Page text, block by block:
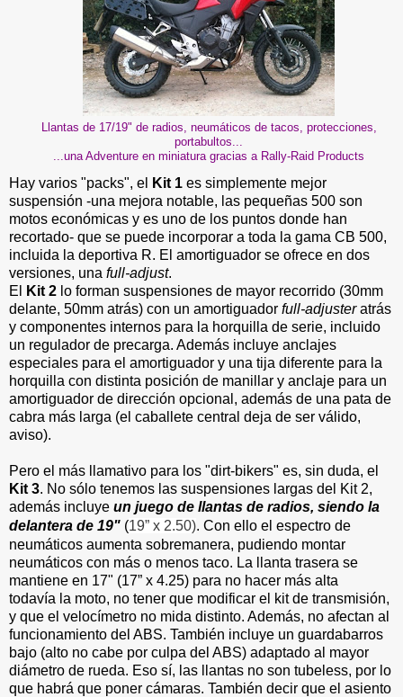
Llantas de 17/19" de radios, neumáticos de tacos, protecciones,
portabultos...
...una Adventure en miniatura gracias a Rally-Raid Products
Hay varios "packs", el Kit 1 es simplemente mejor
suspensión -una mejora notable, las pequeñas 500 son
motos económicas y es uno de los puntos donde han
recortado- que se puede incorporar a toda la gama CB 500,
incluida la deportiva R. El amortiguador se ofrece en dos
versiones, una full-adjust.
El
Kit 2 lo forman suspensiones de mayor recorrido (30mm
delante, 50mm atrás) con un amortiguador full-adjusteratrás
y componentes internos para la horquilla de serie, incluido
un regulador de precarga. Además incluye anclajes
especiales para el amortiguador y una tija diferente para la
horquilla con distinta posición de manillar y anclaje para un
amortiguador de dirección opcional, además de una pata de
cabra más larga (el caballete central deja de ser válido,
aviso).
Pero el más llamativo para los "dirt-bikers" es, sin duda, el
Kit 3. No sólo tenemos las suspensiones largas del Kit 2,
además incluye un juego de llantas de radios, siendo la
delantera de 19" (19” x 2.50). Con ello el espectro de
neumáticos aumenta sobremanera, pudiendo montar
neumáticos con más o menos taco. La llanta trasera se
mantiene en 17" (17” x 4.25) para no hacer más alta
todavía la moto, no tener que modificar el kit de transmisión,
y que el velocímetro no mida distinto. Además, no afectan al
funcionamiento del ABS. También incluye un guardabarros
bajo (alto no cabe por culpa del ABS) adaptado al mayor
diámetro de rueda. Eso sí, las llantas no son tubeless, por lo
que habrá que poner cámaras. También decir que el asiento